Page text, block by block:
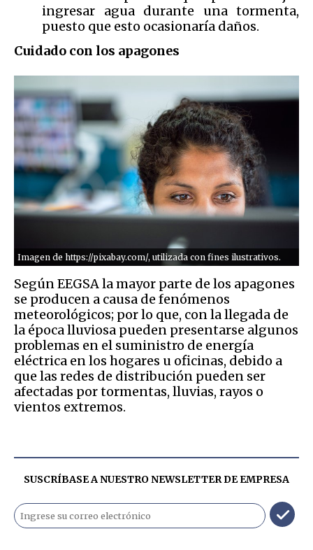
ingresar agua durante una tormenta,
puesto que esto ocasionaría daños.
Cuidado con los apagones
Imagen de https://pixabay.com/, utilizada con fines ilustrativos.
Según EEGSA la mayor parte de los apagones
se producen a causa de fenómenos
meteorológicos; por lo que, con la llegada de
la época lluviosa pueden presentarse algunos
problemas en el suministro de energía
eléctrica en los hogares u oficinas, debido a
que las redes de distribución pueden ser
afectadas por tormentas, lluvias, rayos o
vientos extremos.
SUSCRÍBASE A NUESTRO NEWSLETTER DEEMPRESA